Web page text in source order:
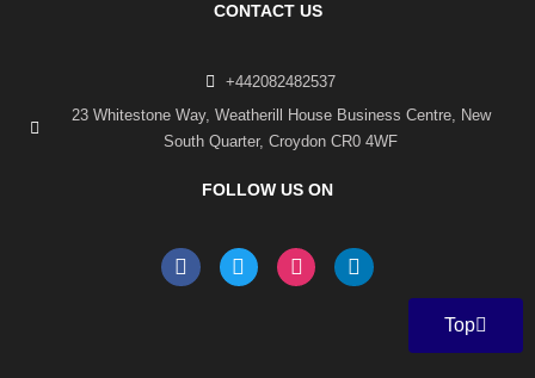
CONTACT US
+442082482537
23 Whitestone Way, Weatherill House Business Centre, New
South Quarter, Croydon CR0 4WF
FOLLOW US ON
F
a
T
w
I
n
L
i
Top